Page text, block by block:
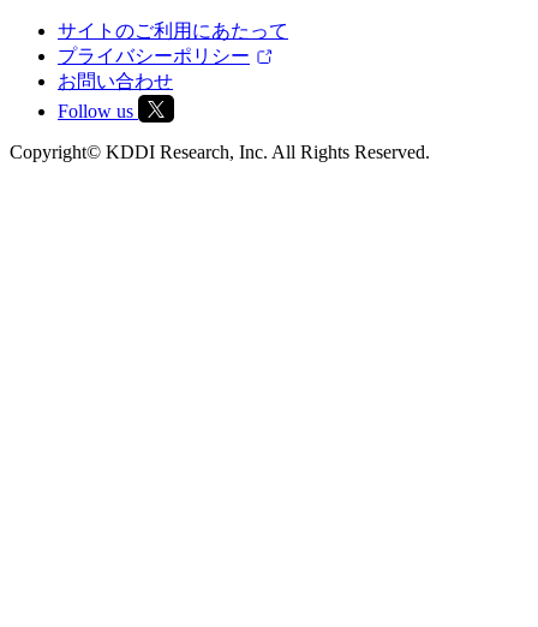
サイトのご利用にあたって
プライバシーポリシー
お問い合わせ
Follow us
Copyright© KDDI Research, Inc. All Rights Reserved.